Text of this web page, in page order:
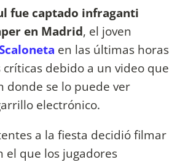
fue captado infraganti
en Madrid, el joven
en las últimas horas
debido a un video que
donde se lo puede ver
electrónico.
a la fiesta decidió filmar
el que los jugadores